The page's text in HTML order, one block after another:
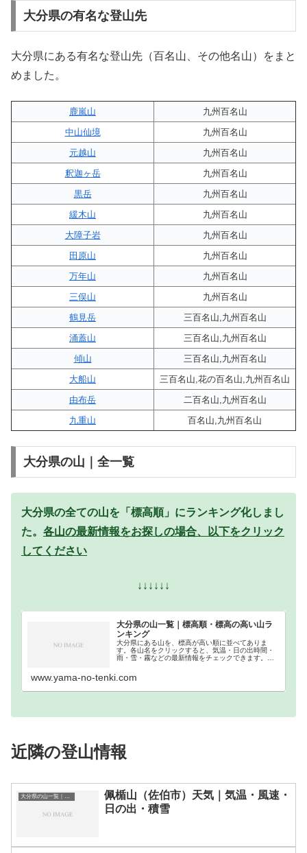
大分県の有名な登山先
大分県にある有名な登山先（百名山、その他名山）をまと
めました。
鹿嵐山
九州百名山
中山仙境
九州百名山
元越山
九州百名山
釈迦ヶ岳
九州百名山
黒岳
九州百名山
緩木山
九州百名山
大障子岩
九州百名山
田原山
九州百名山
万年山
九州百名山
三俣山
九州百名山
鶴見岳
三百名山,九州百名山
涌蓋山
三百名山,九州百名山
傾山
三百名山,九州百名山
大船山
三百名山,花の百名山,九州百名山
由布岳
二百名山,九州百名山
九重山
百名山,九州百名山
大分県の山｜全一覧
大分県の全ての山を「標高順」にランキング化しまし
た。 各山の最新情報をお探しの場合、以下をクリック
してください
↓↓↓↓↓↓
大分県の山一覧｜標高順・標高の高い山ラ
ンキング
大分県にある山を、標高が高い順に並べてありま
す。各山名をクリックすると、気温・日の出時間・
雨・雪・霧などの最新情報をチェックできます。大
www.yama-no-tenki.com
近隣の登山情報
大分県の山一覧｜標高順・標高の高い山ランキング
佩楯山（佐伯市）天気｜気温・風速・
日の出・積雪